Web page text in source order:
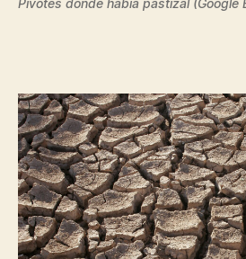
Pivotes donde había pastizal (Google